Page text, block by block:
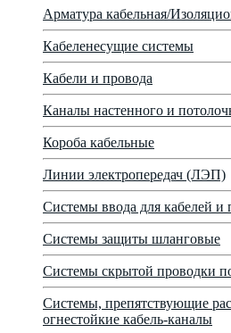
Арматура кабельная/
Кабеленесущие системы
Кабели и провода
Каналы настенного и
Короба кабельные
Линии электропередач (ЛЭП)
Системы ввода для кабелей и
Системы защиты шланговые
Системы скрытой проводки
Системы, препятствующие
огнестойкие кабель-каналы